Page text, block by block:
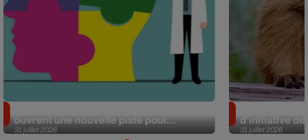
31 juillet 2026
ouvrent une nouvelle piste pour...
31 juillet 2026
d’initiative